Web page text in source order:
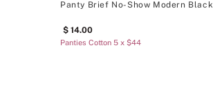
Panty Brief No-Show Modern Black
14.00
Panties Cotton 5 x $44